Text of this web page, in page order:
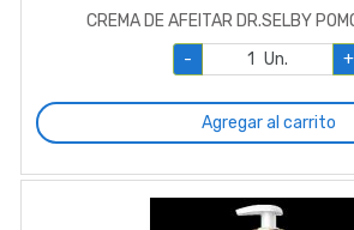
CREMA DE AFEITAR DR.SELBY
-
Un. +
Agregar al carrito